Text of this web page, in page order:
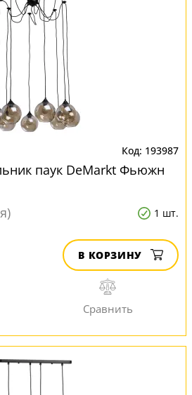
193987
паук DeMarkt Фьюжн
1 шт.
В КОРЗИНУ